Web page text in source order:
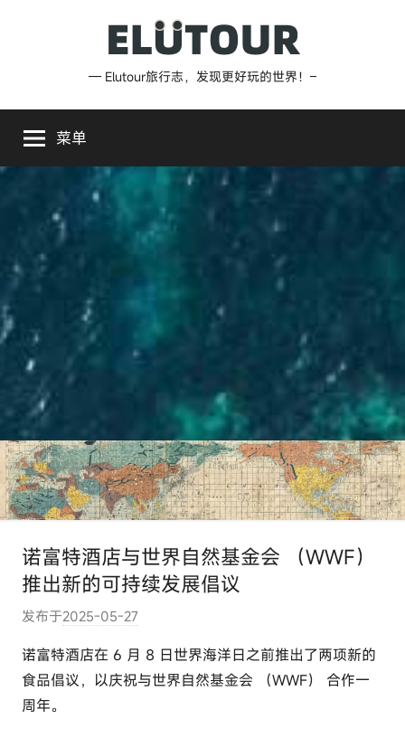
Elutour
旅
行
志
— Elutour旅行志，发现更好玩的世界！–
菜单
诺富特酒店与世界自然基金会 （WWF）
推出新的可持续发展倡议
发布于2025-05-27
e
诺富特酒店在 6 月 8 日世界海洋日之前推出了两项新的
食品倡议，以庆祝与世界自然基金会 （WWF） 合作一
周年。